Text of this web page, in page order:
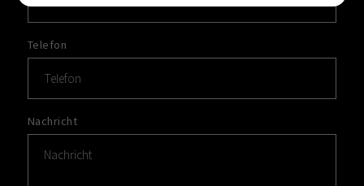
Telefon
Nachricht